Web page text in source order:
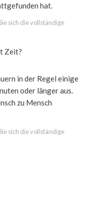
hat.
sich die vollständige
Zeit?
in der Regel einige
oder länger aus.
zu Mensch
sich die vollständige